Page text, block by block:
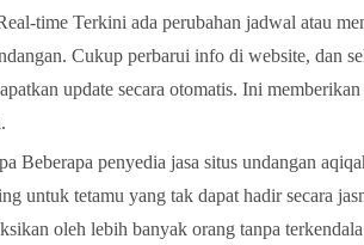
time Terkini ada perubahan jadwal atau
Cukup perbarui info di website, dan
update secara otomatis. Ini
Beberapa penyedia jasa situs undangan
untuk tetamu yang tak dapat hadir secara
oleh lebih banyak orang tanpa